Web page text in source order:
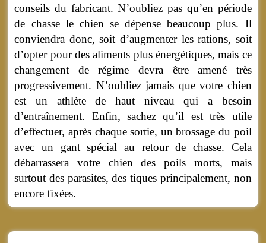
conseils du fabricant. N’oubliez pas qu’en période
de chasse le chien se dépense beaucoup plus. Il
conviendra donc, soit d’augmenter les rations, soit
d’opter pour des aliments plus énergétiques, mais ce
changement de régime devra être amené très
progressivement. N’oubliez jamais que votre chien
est un athlète de haut niveau qui a besoin
d’entraînement. Enfin, sachez qu’il est très utile
d’effectuer, après chaque sortie, un brossage du poil
avec un gant spécial au retour de chasse. Cela
débarrassera votre chien des poils morts, mais
surtout des parasites, des tiques principalement, non
encore fixées.